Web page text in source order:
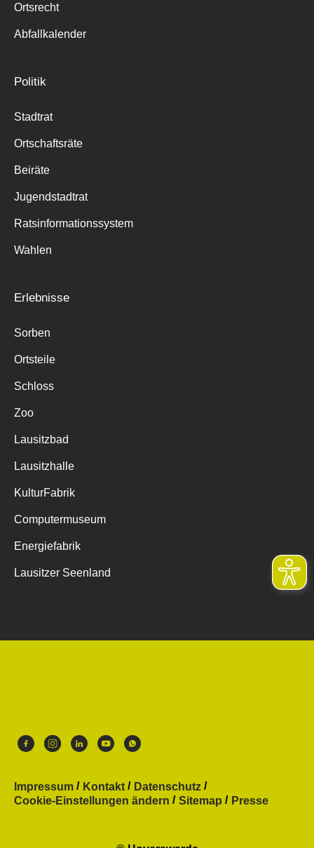
Ortsrecht
Abfallkalender
Politik
Stadtrat
Ortschaftsräte
Beiräte
Jugendstadtrat
Ratsinformationssystem
Wahlen
Erlebnisse
Sorben
Ortsteile
Schloss
Zoo
Lausitzbad
Lausitzhalle
KulturFabrik
Computermuseum
Energiefabrik
Lausitzer Seenland
Impressum Kontakt
Datenschutz
Cookie-Einstellungen ändern
Sitemap Presse